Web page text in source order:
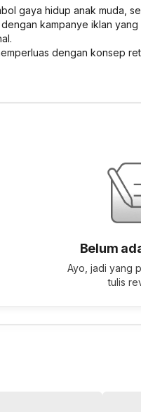
gaya hidup anak muda,
kampanye iklan
dengan konsep
Belum
Ayo, jadi yang
tulis